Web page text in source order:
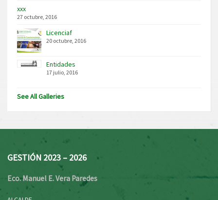
xxx
27 octubre, 2016
Licenciaf
20 octubre, 2016
Entidades
17 julio, 2016
See All Galleries
GESTIÓN 2023 – 2026
Eco. Manuel E. Vera Paredes